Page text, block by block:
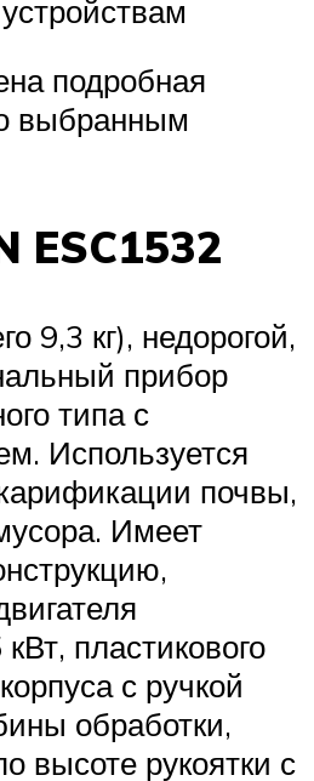
подробная
выбранным
ESC1532
9,3 кг), недорогой,
прибор
типа с
Используется
почвы,
Имеет
пластикового
с ручкой
обработки,
высоте рукоятки с